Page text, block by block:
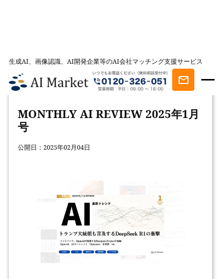
生成AI、画像認識、AI開発企業等のAI会社マッチング支援サービス
AI会社とのマッチングは AI Market
お役立ち資料一覧
MONTHLY AI REVIEW 2025年1月号
MONTHLY AI REVIEW 2025年1月
号
公開日：2025年02月04日